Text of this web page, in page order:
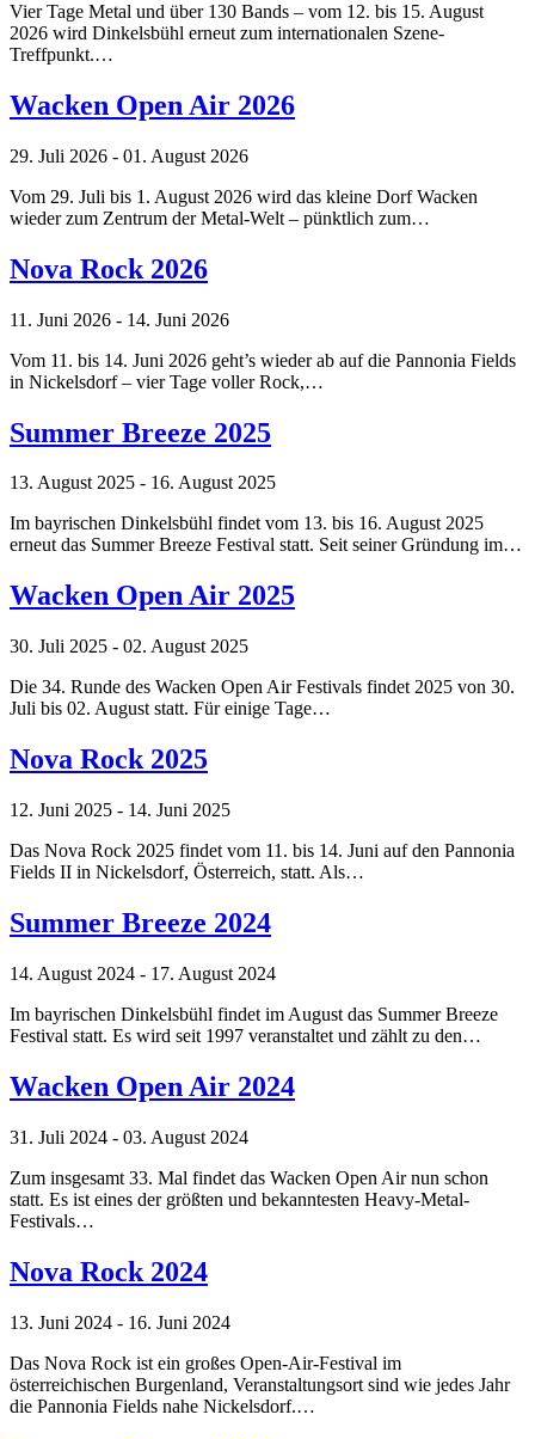
Vier Tage Metal und über 130 Bands – vom 12. bis 15. August
2026 wird Dinkelsbühl erneut zum internationalen Szene-
Treffpunkt.…
Wacken Open Air 2026
29. Juli 2026 - 01. August 2026
Vom 29. Juli bis 1. August 2026 wird das kleine Dorf Wacken
wieder zum Zentrum der Metal-Welt – pünktlich zum…
Nova Rock 2026
11. Juni 2026 - 14. Juni 2026
Vom 11. bis 14. Juni 2026 geht’s wieder ab auf die Pannonia Fields
in Nickelsdorf – vier Tage voller Rock,…
Summer Breeze 2025
13. August 2025 - 16. August 2025
Im bayrischen Dinkelsbühl findet vom 13. bis 16. August 2025
erneut das Summer Breeze Festival statt. Seit seiner Gründung im…
Wacken Open Air 2025
30. Juli 2025 - 02. August 2025
Die 34. Runde des Wacken Open Air Festivals findet 2025 von 30.
Juli bis 02. August statt. Für einige Tage…
Nova Rock 2025
12. Juni 2025 - 14. Juni 2025
Das Nova Rock 2025 findet vom 11. bis 14. Juni auf den Pannonia
Fields II in Nickelsdorf, Österreich, statt. Als…
Summer Breeze 2024
14. August 2024 - 17. August 2024
Im bayrischen Dinkelsbühl findet im August das Summer Breeze
Festival statt. Es wird seit 1997 veranstaltet und zählt zu den…
Wacken Open Air 2024
31. Juli 2024 - 03. August 2024
Zum insgesamt 33. Mal findet das Wacken Open Air nun schon
statt. Es ist eines der größten und bekanntesten Heavy-Metal-
Festivals…
Nova Rock 2024
13. Juni 2024 - 16. Juni 2024
Das Nova Rock ist ein großes Open-Air-Festival im
österreichischen Burgenland, Veranstaltungsort sind wie jedes Jahr
die Pannonia Fields nahe Nickelsdorf.…